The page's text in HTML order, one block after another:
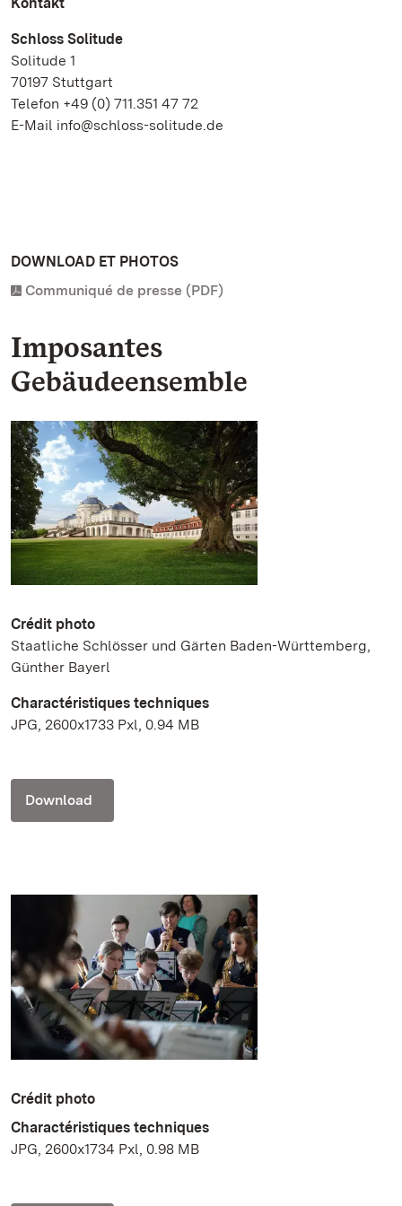
Schloss Solitude
Solitude 1
70197 Stuttgart
Telefon +49 (0) 711.351 47 72
E-Mail info@schloss-solitude.de
DOWNLOAD ET PHOTOS
Communiqué de presse (PDF)
Imposantes
Gebäudeensemble
Crédit photo
Staatliche Schlösser und Gärten Baden-Württemberg,
Günther Bayerl
Charactéristiques techniques
JPG, 2600x1733 Pxl, 0.94 MB
Download
Crédit photo
Charactéristiques techniques
JPG, 2600x1734 Pxl, 0.98 MB